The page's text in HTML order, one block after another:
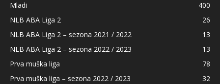
Mladi
400
NLB ABA Liga 2
26
NLB ABA Liga 2 – sezona 2021 / 2022
13
NLB ABA Liga 2 – sezona 2022 / 2023
13
Prva muška liga
78
Prva muška liga – sezona 2022 / 2023
32